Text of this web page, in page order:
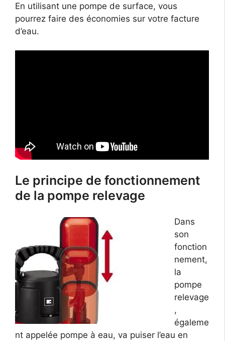
En utilisant une pompe de surface, vous
pourrez faire des économies sur votre facture
d’eau.
Le principe de fonctionnement
de la pompe relevage
Dans
son
fonction
nement,
la
pompe
relevage
,
égaleme
nt appelée pompe à eau, va puiser l’eau en